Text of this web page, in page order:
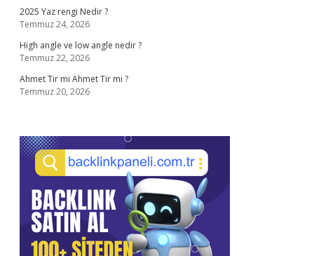
2025 Yaz rengi Nedir ?
Temmuz 24, 2026
High angle ve low angle nedir ?
Temmuz 22, 2026
Ahmet Tir mi Ahmet Tir mi ?
Temmuz 20, 2026